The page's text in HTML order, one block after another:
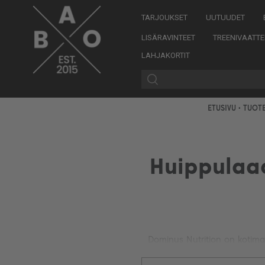
TARJOUKSET UUTUUDET
LISÄRAVINTEET
LAHJAKORTIT
ETUSIVU •